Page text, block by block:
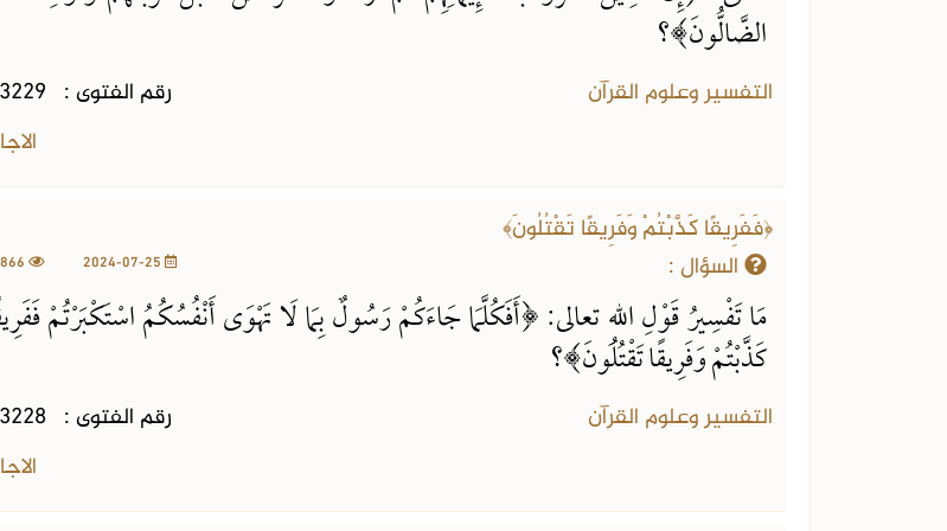
الضَّالُّونَ﴾؟
التفسير وعلوم القرآن رقم الفتوى :
﴿فَفَرِيقًا كَذَّبْتُمْ وَفَرِيقًا تَقْتُلُونَ﴾
السؤال :
مَا تَفْسِيرُ قَوْلِ اللهِ تعالى: ﴿أَفَكُلَّمَا جَاءَكُمْ رَسُولٌ بِمَا لَا تَهْوَى أَنْفُسُكُمُ اسْتَكْبَرْتُمْ
كَذَّبْتُمْ وَفَرِيقًا تَقْتُلُونَ﴾؟
التفسير وعلوم القرآن رقم الفتوى :